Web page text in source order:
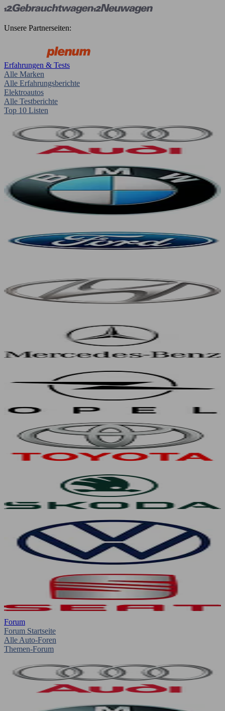
Unsere Partnerseiten:
Erfahrungen & Tests
Alle Marken
Alle Erfahrungsberichte
Elektroautos
Alle Testberichte
Top 10 Listen
Forum
Forum Startseite
Alle Auto-Foren
Themen-Forum